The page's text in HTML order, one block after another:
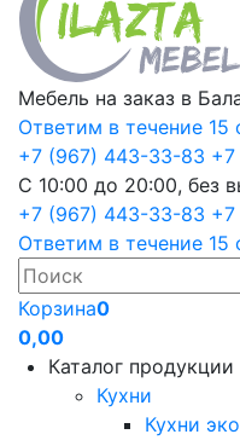
Мебель на заказ в
Ответим в течение 15
+7 (967) 443-33-83
С 10:00 до 20:00, без
+7 (967) 443-33-83
Ответим в течение 15
Корзина0
0,00
Каталог продукции
Кухни
Кухни